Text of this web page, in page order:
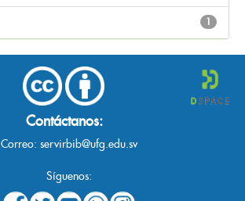
1
Contáctanos:
Correo: servirbib@ufg.edu.sv
Síguenos: